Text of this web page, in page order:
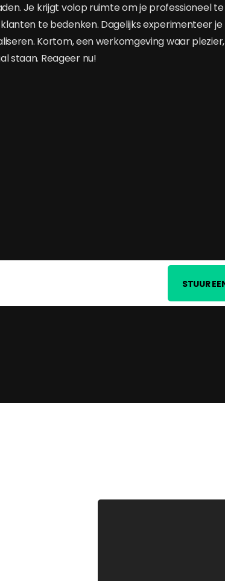
Je krijgt volop ruimte om je professioneel
te bedenken. Dagelijks experimenteer
Kortom, een werkomgeving waar
staan. Reageer nu!
STUUR